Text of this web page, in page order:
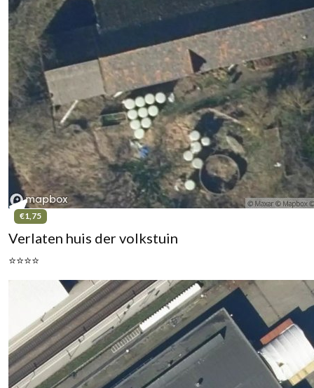
€1,75
Verlaten huis der volkstuin
⭐⭐⭐⭐